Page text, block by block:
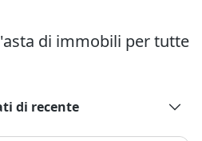
di immobili per tutte
di recente